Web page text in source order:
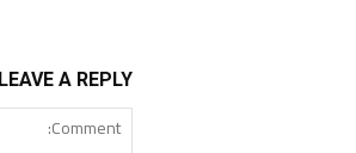
LEAVE A REPLY